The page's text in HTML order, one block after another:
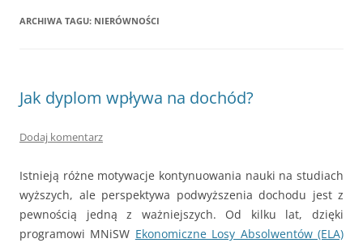
ARCHIWA TAGU: NIERÓWNOŚCI
Jak dyplom wpływa na dochód?
Dodaj komentarz
Istnieją różne motywacje kontynuowania nauki na studiach
wyższych, ale perspektywa podwyższenia dochodu jest z
pewnością jedną z ważniejszych. Od kilku lat, dzięki
programowi MNiSW Ekonomiczne Losy Absolwentów (ELA)